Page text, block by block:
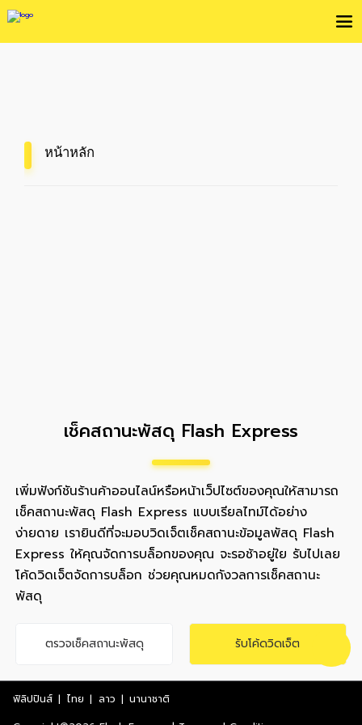
หน้าหลัก
เช็คสถานะพัสดุ Flash Express
เพิ่มฟังก์ชันร้านค้าออนไลน์หรือหน้าเว็ปไซต์ของคุณให้สามารถ
เช็คสถานะพัสดุ Flash Express แบบเรียลไทม์ได้อย่าง
ง่ายดาย เรายินดีที่จะมอบวิดเจ็ตเช็คสถานะข้อมูลพัสดุ Flash
Express ให้คุณจัดการบล็อกของคุณ จะรอช้าอยู่ใย รับไปเลย
โค้ดวิดเจ็ตจัดการบล็อก ช่วยคุณหมดกังวลการเช็คสถานะ
พัสดุ
ตรวจเช็คสถานะพัสดุ รับโค้ดวิดเจ็ต
ฟิลิปปินส์ | ไทย | ลาว | นานาชาติ